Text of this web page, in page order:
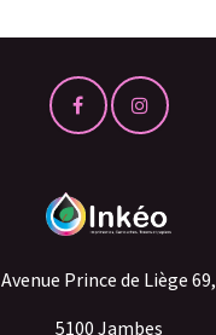
Avenue Prince de Liège 69,
5100 Jambes